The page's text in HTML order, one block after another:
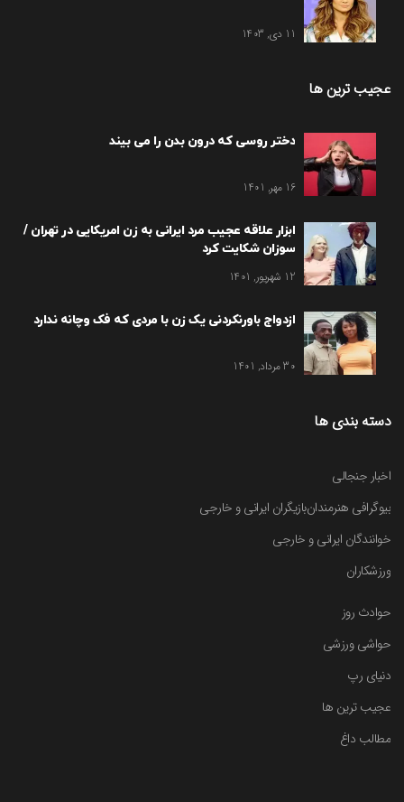
11 دی, 1403
عجیب ترین ها
دختر روسی که درون بدن را می بیند
16 مهر, 1401
ابزار علاقه عجیب مرد ایرانی به زن امریکایی در تهران /
سوزان شکایت کرد
12 شهریور, 1401
ازدواج باورنکردنی یک زن با مردی که فک وچانه ندارد
30 مرداد, 1401
دسته بندی ها
اخبار جنجالی
بیوگرافی هنرمندانبازیگران ایرانی و خارجی
خوانندگان ایرانی و خارجی
ورزشکاران
حوادث روز
حواشی ورزشی
دنیای رپ
عجیب ترین ها
مطالب داغ